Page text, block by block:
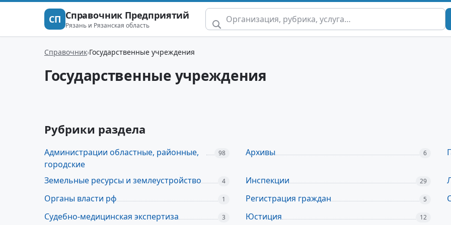
СП Справочник Предприятий
Рязань и Рязанская область
Справочник Государственные учреждения
Государственные учреждения
Рубрики раздела
Администрации областные, районные,
городские
98 Архивы 6
Земельные ресурсы и землеустройство 4 Инспекции 29
Органы власти рф
1 Регистрация граждан 5
Судебно-медицинская экспертиза
3 Юстиция 12